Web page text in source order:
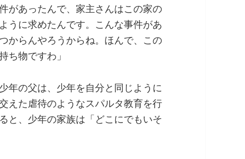
があったんで、家主さんはこの家の
うに求めたんです。こんな事件があ
からんやろうからね。ほんで、この
ち物ですわ」
年の父は、少年を自分と同じように
えた虐待のようなスパルタ教育を行
と、少年の家族は「どこにでもいそ